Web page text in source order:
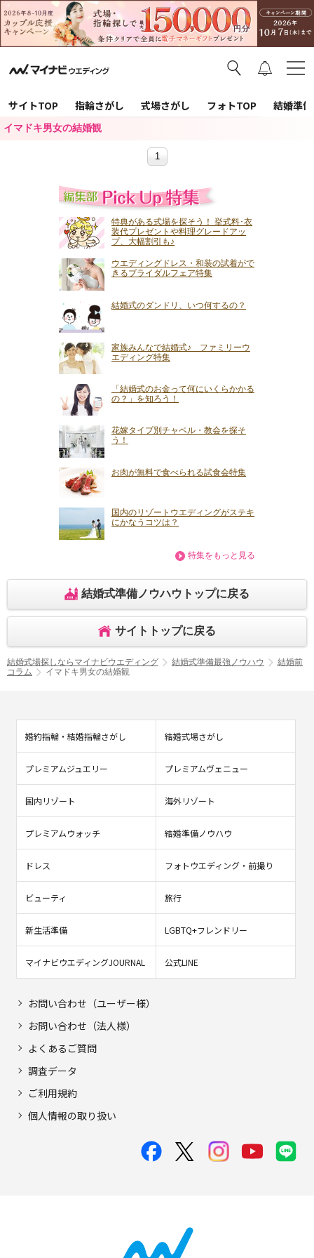
サイトTOP 指輪さがし 式場さがし フォトTOP 結婚準
イマドキ男女の結婚観
1
特典がある式場を探そう！ 挙式料･衣
装代プレゼントや料理グレードアッ
プ、大幅割引も♪
ウエディングドレス・和装の試着がで
きるブライダルフェア特集
結婚式のダンドリ、いつ何するの？
家族みんなで結婚式♪ ファミリーウ
エディング特集
「結婚式のお金って何にいくらかかる
の？」を知ろう！
花嫁タイプ別チャペル・教会を探そ
う！
お肉が無料で食べられる試食会特集
国内のリゾートウエディングがステキ
にかなうコツは？
特集をもっと見る
結婚式準備ノウハウトップに戻る
サイトトップに戻る
結婚式場探しならマイナビウエディング 結婚式準備最強ノウハウ
結婚前
コラム
イマドキ男女の結婚観
婚約指輪・結婚指輪さがし 結婚式場さがし
プレミアムジュエリー プレミアムヴェニュー
国内リゾート 海外リゾート
プレミアムウォッチ 結婚準備ノウハウ
ドレス フォトウエディング・前撮り
ビューティ 旅行
新生活準備 LGBTQ+フレンドリー
マイナビウエディングJOURNAL 公式LINE
お問い合わせ（ユーザー様）
お問い合わせ（法人様）
よくあるご質問
調査データ
ご利用規約
個人情報の取り扱い